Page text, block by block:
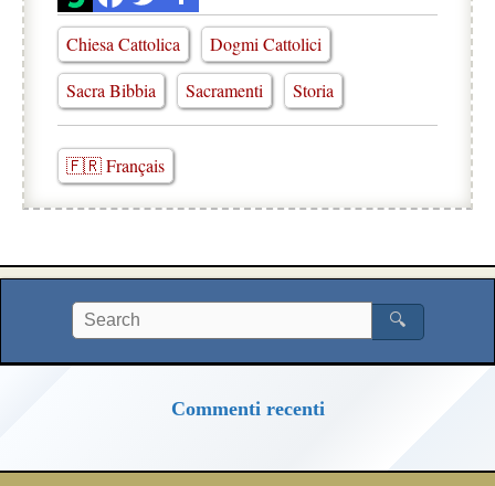
Chiesa Cattolica
Dogmi Cattolici
Sacra Bibbia
Sacramenti Storia
🇫🇷 Français
🔍
Commenti recenti